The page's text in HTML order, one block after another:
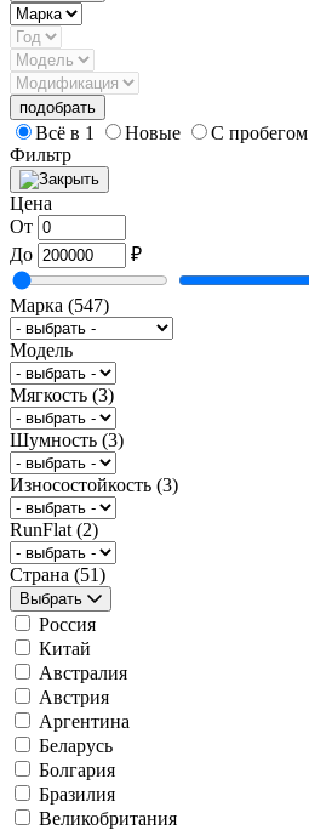
подобрать
Всё в 1 Новые
С пробегом
Фильтр
Цена
От
До
₽
Марка (547)
Модель
Мягкость (3)
Шумность (3)
Износостойкость (3)
RunFlat (2)
Страна (51)
Выбрать
Россия
Китай
Австралия
Австрия
Аргентина
Беларусь
Болгария
Бразилия
Великобритания